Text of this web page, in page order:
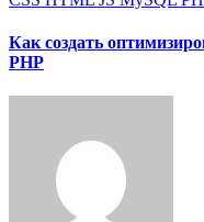
Как создать
PHP